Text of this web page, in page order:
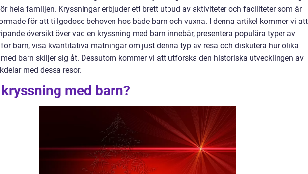
hela familjen. Kryssningar erbjuder ett brett utbud av aktiviteter och faciliteter som är
för att tillgodose behoven hos både barn och vuxna. I denna artikel kommer vi att
översikt över vad en kryssning med barn innebär, presentera populära typer av
barn, visa kvantitativa mätningar om just denna typ av resa och diskutera hur olika
barn skiljer sig åt. Dessutom kommer vi att utforska den historiska utvecklingen av
med dessa resor.
med barn?